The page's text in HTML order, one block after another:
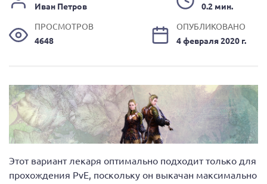
Иван Петров
0.2 мин.
ПРОСМОТРОВ
4648
ОПУБЛИКОВАНО
4 февраля 2020 г.
Этот вариант лекаря оптимально подходит только для
прохождения PvE, поскольку он выкачан максимально